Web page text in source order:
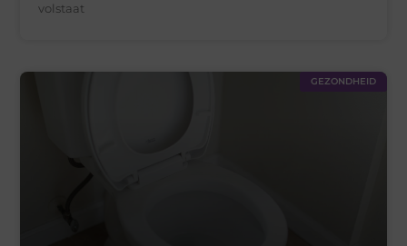
volstaat
GEZONDHEID